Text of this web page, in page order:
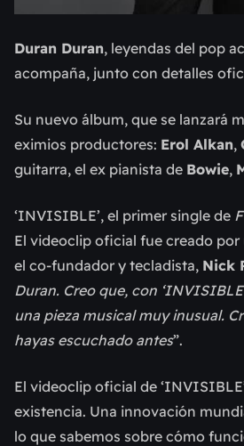
Duran Duran, leyendas del pop
acompaña, junto con detalles
Su nuevo álbum, que se lanzará
eximios productores: Erol Alkan,
guitarra, el ex pianista de Bowie,
‘INVISIBLE’, el primer single de
El videoclip oficial fue creado
el co-fundador y tecladista, Nick
Duran. Creo que, con
una pieza musical muy inusual.
hayas escuchado antes”.
El videoclip oficial de
existencia. Una innovación
lo que sabemos sobre cómo